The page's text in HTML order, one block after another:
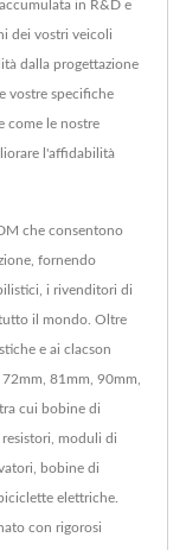
in R&D e
dei vostri veicoli
dalla progettazione
vostre specifiche
come le nostre
l'affidabilità
che consentono
fornendo
i rivenditori di
il mondo. Oltre
e ai clacson
81mm, 90mm,
cui bobine di
moduli di
bobine di
elettriche.
con rigorosi